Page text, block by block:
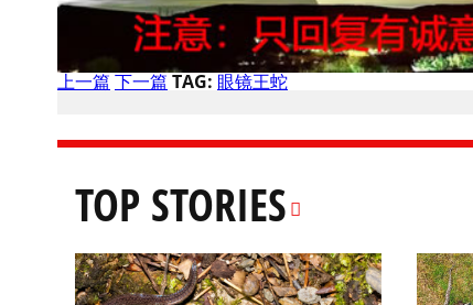
上一篇 下一篇 TAG: 眼镜王蛇
TOP STORIES